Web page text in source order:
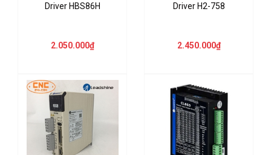
Driver HBS86H
2.050.000₫
Driver H2-758
2.450.000₫